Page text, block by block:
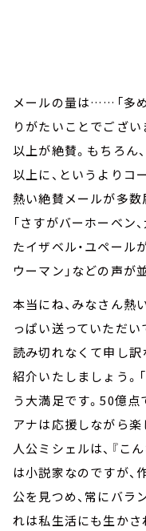
メールの量は……「多
りがたいことでござい
以上が絶賛。もちろん
以上に、というよりコ
熱い絶賛メールが多数
「さすがバーホーベン
たイザベル・ユペール
ウーマン」などの声が
本当にね、みなさん熱
っぱい送っていただ
読み切れなくて申し訳
紹介いたしましょう。
う大満足です。50億点
アナは応援しながら楽
人公ミシェルは、『こ
は小説家なのですが、
公を見つめ、常にバラ
れは私生活にも生かさ